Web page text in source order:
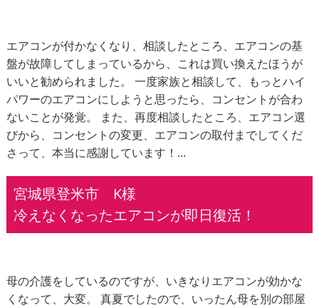
エアコンが付かなくなり、相談したところ、エアコンの基
盤が故障してしまっているから、これは買い換えたほうが
いいと勧められました。 一度家族と相談して、もっとハイ
パワーのエアコンにしようと思ったら、コンセントが合わ
ないことが発覚。 また、再度相談したところ、エアコン選
びから、コンセントの変更、エアコンの取付までしてくだ
さって、本当に感謝しています！...
宮城県登米市 K様
冷えなくなったエアコンが即日復活！
母の介護をしているのですが、いきなりエアコンが効かな
くなって、大変。 真夏でしたので、いったん母を別の部屋